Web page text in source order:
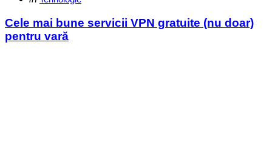
Cele mai bune servicii VPN gratuite (nu doar)
pentru vară